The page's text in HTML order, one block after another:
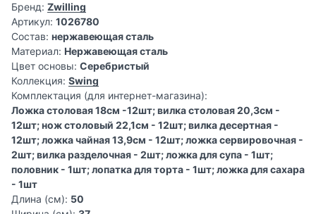
Бренд: Zwilling
Артикул: 1026780
Состав: нержавеющая сталь
Материал: Нержавеющая сталь
Цвет основы: Серебристый
Коллекция: Swing
Комплектация (для интернет-магазина):
Ложка столовая 18см -12шт; вилка столовая 20,3см -
12шт; нож столовый 22,1см - 12шт; вилка десертная -
12шт; ложка чайная 13,9см - 12шт; ложка сервировочная -
2шт; вилка разделочная - 2шт; ложка для супа - 1шт;
половник - 1шт; лопатка для торта - 1шт; ложка для сахара
- 1шт
Длина (см): 50